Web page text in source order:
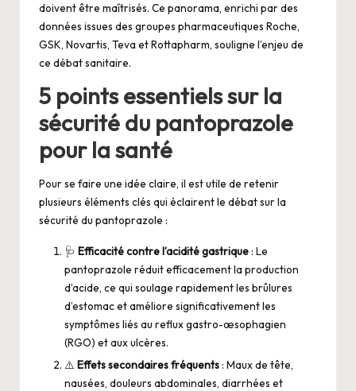
doivent être maîtrisés. Ce panorama, enrichi par des
données issues des groupes pharmaceutiques Roche,
GSK, Novartis, Teva et Rottapharm, souligne l’enjeu de
ce débat sanitaire.
5 points essentiels sur la
sécurité du pantoprazole
pour la santé
Pour se faire une idée claire, il est utile de retenir
plusieurs éléments clés qui éclairent le débat sur la
sécurité du pantoprazole :
🩺 Efficacité contre l’acidité gastrique: Le
pantoprazole réduit efficacement la production
d’acide, ce qui soulage rapidement les brûlures
d’estomac et améliore significativement les
symptômes liés au reflux gastro-œsophagien
(RGO) et aux ulcères.
⚠️ Effets secondaires fréquents: Maux de tête,
nausées, douleurs abdominales, diarrhées et